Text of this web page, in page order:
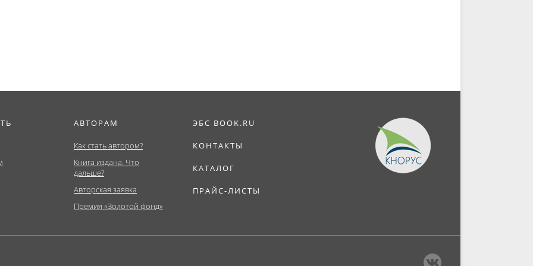
АВТОРАМ
Как стать автором?
Книга издана. Что
дальше?
Авторская заявка
Премия «Золотой фонд»
ЭБС BOOK.RU
КОНТАКТЫ
КАТАЛОГ
ПРАЙС-ЛИСТЫ